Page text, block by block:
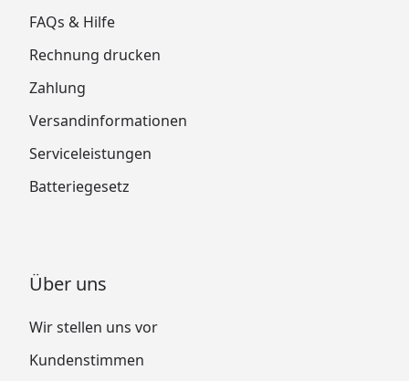
FAQs & Hilfe
Rechnung drucken
Zahlung
Versandinformationen
Serviceleistungen
Batteriegesetz
Über uns
Wir stellen uns vor
Kundenstimmen